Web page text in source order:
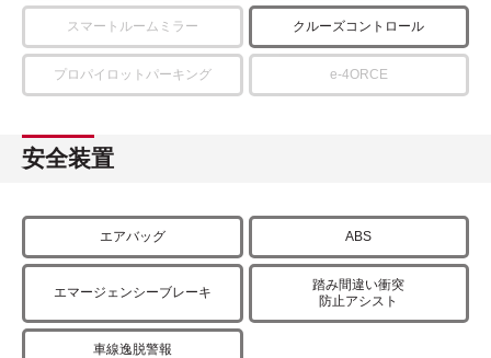
スマートルームミラー クルーズコントロール
プロパイロットパーキング e-4ORCE
安全装置
エアバッグ ABS
エマージェンシーブレーキ
踏み間違い衝突
防止アシスト
車線逸脱警報